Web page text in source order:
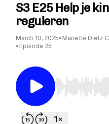
S3 E25 Help je
reguleren
March 10, 2025• Mariette Dietz
• Episode 25
Use Left/Right